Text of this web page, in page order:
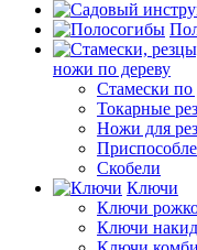
ножи по дереву
Стамески по
Токарные
Ножи для
Скобели
Ключи
Ключи
Ключи